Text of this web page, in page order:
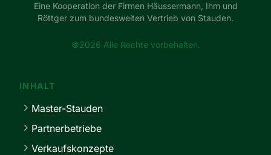
Eine Kooperation der Firmen Häussermann, Ihm und
Röttger zum bundesweiten Vertrieb von Stauden.
©2026 Alle Rechte vorbehalten.
INHALT
Master-Stauden
Partnerbetriebe
Verkaufskonzepte